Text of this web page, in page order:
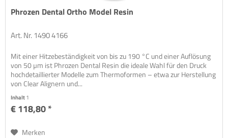
Phrozen Dental Ortho Model Resin
Art. Nr. 1490 4166
Mit einer Hitzebeständigkeit von bis zu 190 °C und einer Auflösung
von 50 µm ist Phrozen Dental Resin die ideale Wahl für den Druck
hochdetaillierter Modelle zum Thermoformen – etwa zur Herstellung
von Clear Alignern und...
Inhalt1
€ 118,80 *
Merken